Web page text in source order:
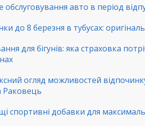
обслуговування авто в період
до 8 березня в тубусах:
для бігунів: яка страховка
огляд можливостей
Раковець
спортивні добавки для